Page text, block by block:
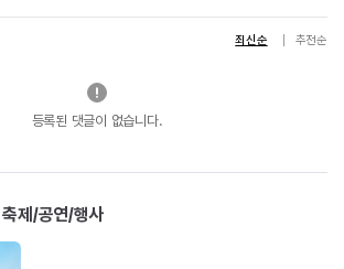
최신순 추천순
등록된 댓글이 없습니다.
제/공연/행사